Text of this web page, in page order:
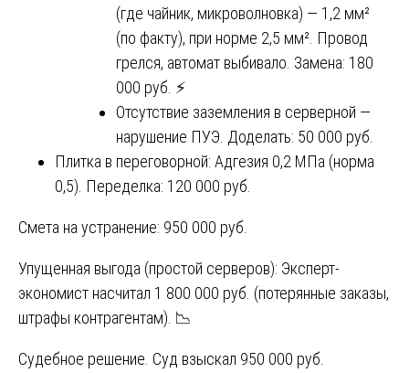
(где чайник, микроволновка) — 1,2 мм²
(по факту), при норме 2,5 мм². Провод
грелся, автомат выбивало. Замена: 180
000 руб. ⚡
Отсутствие заземления в серверной —
нарушение ПУЭ. Доделать: 50 000 руб.
Плитка в переговорной: Адгезия 0,2 МПа (норма
0,5). Переделка: 120 000 руб.
Смета на устранение: 950 000 руб.
Упущенная выгода (простой серверов): Эксперт-
экономист насчитал 1 800 000 руб. (потерянные заказы,
штрафы контрагентам). 📉
Судебное решение. Суд взыскал 950 000 руб.